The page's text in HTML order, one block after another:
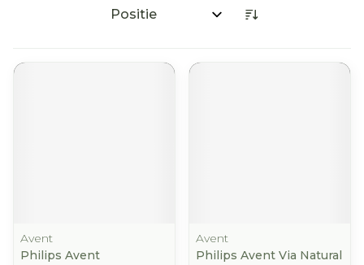
Sorteer op:
Avent
Philips Avent
Avent
Philips Avent Via Natural